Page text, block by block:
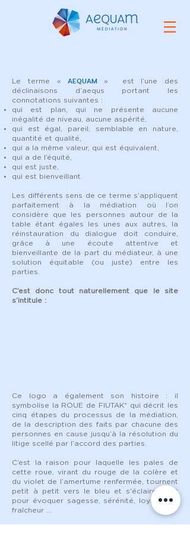
Le terme «AEQUAM
» est l’une des
déclinaisons d’aequs portant les
connotations suivantes :
qui est plan, qui ne présente aucune
inégalité de niveau, aucune aspérité,
qui est égal, pareil, semblable en nature,
quantité et qualité,
qui a la même valeur, qui est équivalent,
qui a de l’équité,
qui est juste,
qui est bienveillant.
Les différents sens de ce terme s’appliquent
parfaitement à la médiation où l’on
considère que les personnes autour de la
table étant égales les unes aux autres, la
réinstauration du dialogue doit conduire,
grâce à une écoute attentive et
bienveillante de la part du médiateur, à une
solution équitable (ou juste) entre les
parties.
C’est donc tout naturellement que le site
s’intitule :
Ce logo a également son histoire : il
symbolise la ROUE de FIUTAK* qui décrit les
cinq étapes du processus de la médiation,
de la description des faits par chacune des
personnes en cause jusqu’à la résolution du
litige scellé par l’accord des parties.
C’est la raison pour laquelle les pales de
cette roue, virant du rouge de la colère et
du violet de l’amertume renfermée, tournent
petit à petit vers le bleu et s'éclaircissent
pour évoquer sagesse, sérénité, loyauté et
fraîcheur …